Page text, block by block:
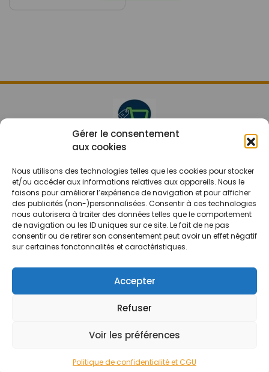
Gérer le consentement
aux cookies
Nous utilisons des technologies telles que les cookies pour stocker
et/ou accéder aux informations relatives aux appareils. Nous le
faisons pour améliorer l’expérience de navigation et pour afficher
des publicités (non-)personnalisées. Consentir à ces technologies
nous autorisera à traiter des données telles que le comportement
de navigation ou les ID uniques sur ce site. Le fait de ne pas
consentir ou de retirer son consentement peut avoir un effet négatif
sur certaines fonctonnalités et caractéristiques.
Accepter
Refuser
Voir les préférences
Politique de confidentialité et CGU
Le prix peut être réduit !
Mes Bons
FAQ
Qui sommes nous
Contactez-nous
Código promocional
Bonnes affaires
Code réduction
Bons plans
Soldes
Rentrée
© 2026 Tous droits réservés.
Rechercher Marchands Catégories